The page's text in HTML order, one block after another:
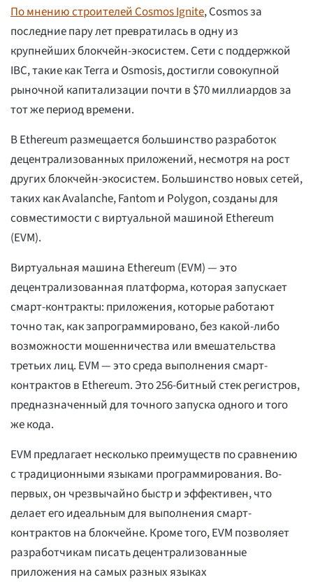
По мнению строителей Cosmos Ignite, Cosmos за
последние пару лет превратилась в одну из
крупнейших блокчейн-экосистем. Сети с поддержкой
IBC, такие как Terra и Osmosis, достигли совокупной
рыночной капитализации почти в $70 миллиардов за
тот же период времени.
В Ethereum размещается большинство разработок
децентрализованных приложений, несмотря на рост
других блокчейн-экосистем. Большинство новых сетей,
таких как Avalanche, Fantom и Polygon, созданы для
совместимости с виртуальной машиной Ethereum
(EVM).
Виртуальная машина Ethereum (EVM) — это
децентрализованная платформа, которая запускает
смарт-контракты: приложения, которые работают
точно так, как запрограммировано, без какой-либо
возможности мошенничества или вмешательства
третьих лиц. EVM — это среда выполнения смарт-
контрактов в Ethereum. Это 256-битный стек регистров,
предназначенный для точного запуска одного и того
же кода.
EVM предлагает несколько преимуществ по сравнению
с традиционными языками программирования. Во-
первых, он чрезвычайно быстр и эффективен, что
делает его идеальным для выполнения смарт-
контрактов на блокчейне. Кроме того, EVM позволяет
разработчикам писать децентрализованные
приложения на самых разных языках